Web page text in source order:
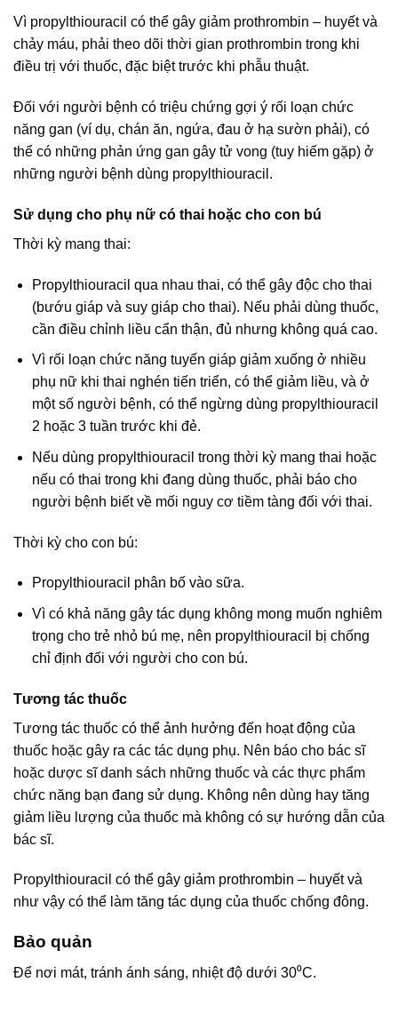
Vì propylthiouracil có thể gây giảm prothrombin – huyết và
chảy máu, phải theo dõi thời gian prothrombin trong khi
điều trị với thuốc, đặc biệt trước khi phẫu thuật.
Đối với người bệnh có triệu chứng gợi ý rối loạn chức
năng gan (ví dụ, chán ăn, ngứa, đau ở hạ sườn phải), có
thể có những phản ứng gan gây tử vong (tuy hiếm gặp) ở
những người bệnh dùng propylthiouracil.
Sử dụng cho phụ nữ có thai hoặc cho con bú
Thời kỳ mang thai:
Propylthiouracil qua nhau thai, có thể gây độc cho thai
(bướu giáp và suy giáp cho thai). Nếu phải dùng thuốc,
cần điều chỉnh liều cẩn thận, đủ nhưng không quá cao.
Vì rối loạn chức năng tuyến giáp giảm xuống ở nhiều
phụ nữ khi thai nghén tiến triển, có thể giảm liều, và ở
một số người bệnh, có thể ngừng dùng propylthiouracil
2 hoặc 3 tuần trước khi đẻ.
Nếu dùng propylthiouracil trong thời kỳ mang thai hoặc
nếu có thai trong khi đang dùng thuốc, phải báo cho
người bệnh biết về mối nguy cơ tiềm tàng đối với thai.
Thời kỳ cho con bú:
Propylthiouracil phân bố vào sữa.
Vì có khả năng gây tác dụng không mong muốn nghiêm
trọng cho trẻ nhỏ bú mẹ, nên propylthiouracil bị chống
chỉ định đối với người cho con bú.
Tương tác thuốc
Tương tác thuốc có thể ảnh hưởng đến hoạt động của
thuốc hoặc gây ra các tác dụng phụ. Nên báo cho bác sĩ
hoặc dược sĩ danh sách những thuốc và các thực phẩm
chức năng bạn đang sử dụng. Không nên dùng hay tăng
giảm liều lượng của thuốc mà không có sự hướng dẫn của
bác sĩ.
Propylthiouracil có thể gây giảm prothrombin – huyết và
như vậy có thể làm tăng tác dụng của thuốc chống đông.
Bảo quản
Để nơi mát, tránh ánh sáng, nhiệt độ dưới 30⁰C.